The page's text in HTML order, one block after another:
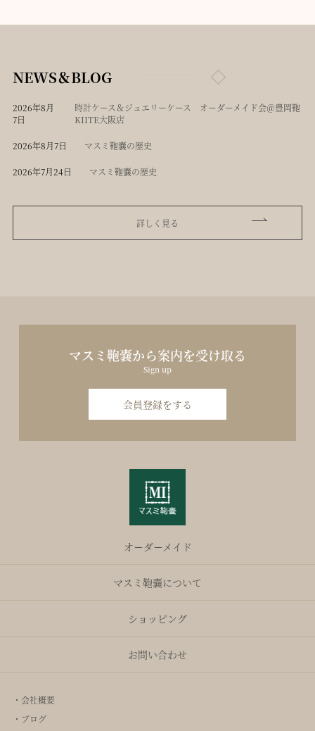
NEWS＆BLOG
2026年8月
7日
時計ケース＆ジュエリーケース オーダーメイド会＠豊岡鞄
KIITE大阪店
2026年8月7日 マスミ鞄嚢の歴史
2026年7月24日 マスミ鞄嚢の歴史
詳しく見る
マスミ鞄嚢から案内を受け取る
Sign up
会員登録をする
オーダーメイド
マスミ鞄嚢について
ショッピング
お問い合わせ
・会社概要
・ブログ